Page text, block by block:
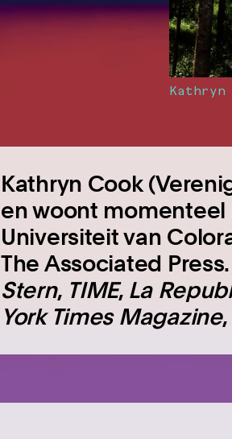
Kathryn
Kathryn Cook
en woont momenteel
Universiteit van
The Associated
Stern, TIME, La
York Times Magazine,